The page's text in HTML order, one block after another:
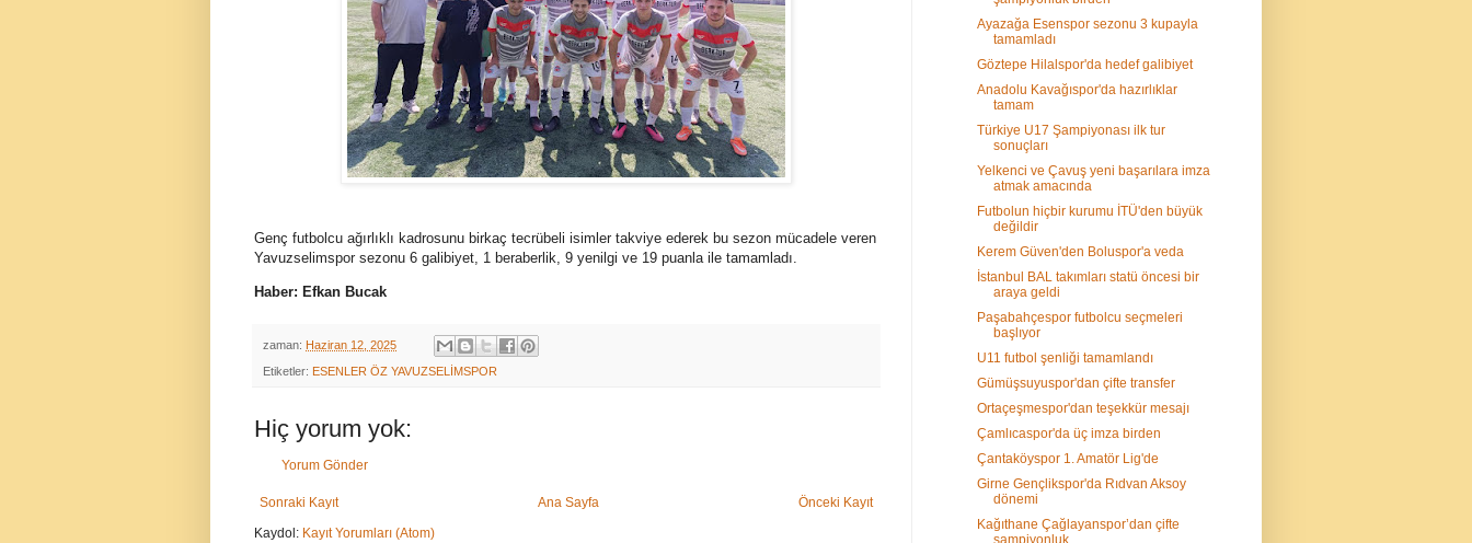
Genç futbolcu ağırlıklı kadrosunu birkaç tecrübeli isimler takviye ederek bu sezon mücadele veren
Yavuzselimspor sezonu 6 galibiyet, 1 beraberlik, 9 yenilgi ve 19 puanla ile tamamladı.
Haber: Efkan Bucak
zaman: Haziran 12, 2025
Etiketler: ESENLER ÖZ YAVUZSELİMSPOR
Hiç yorum yok:
Yorum Gönder
Sonraki Kayıt Önceki Kayıt
Ana Sayfa
Kaydol: Kayıt Yorumları (Atom)
Ayazağa Esenspor sezonu 3 kupayla
tamamladı
Göztepe Hilalspor'da hedef galibiyet
Anadolu Kavağıspor'da hazırlıklar
tamam
Türkiye U17 Şampiyonası ilk tur
sonuçları
Yelkenci ve Çavuş yeni başarılara imza
atmak amacında
Futbolun hiçbir kurumu İTÜ'den büyük
değildir
Kerem Güven'den Boluspor'a veda
İstanbul BAL takımları statü öncesi bir
araya geldi
Paşabahçespor futbolcu seçmeleri
başlıyor
U11 futbol şenliği tamamlandı
Gümüşsuyuspor'dan çifte transfer
Ortaçeşmespor'dan teşekkür mesajı
Çamlıcaspor'da üç imza birden
Çantaköyspor 1. Amatör Lig'de
Girne Gençlikspor'da Rıdvan Aksoy
dönemi
Kağıthane Çağlayanspor’dan çifte
şampiyonluk